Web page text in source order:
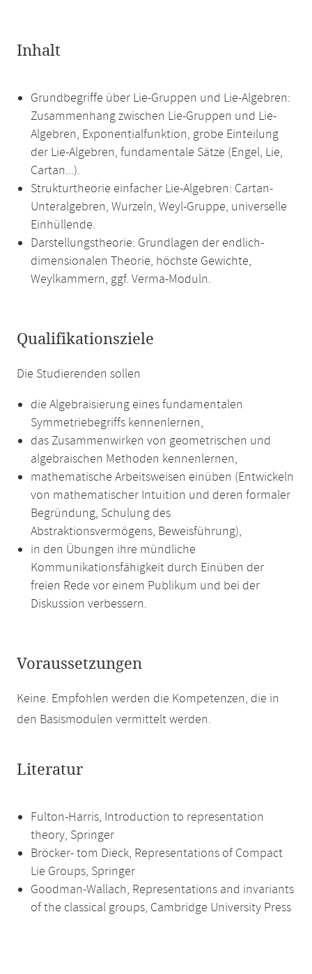
Inhalt
Grundbegriffe über Lie-Gruppen und Lie-Algebren:
Zusammenhang zwischen Lie-Gruppen und Lie-
Algebren, Exponentialfunktion, grobe Einteilung
der Lie-Algebren, fundamentale Sätze (Engel, Lie,
Cartan...).
Strukturtheorie einfacher Lie-Algebren: Cartan-
Unteralgebren, Wurzeln, Weyl-Gruppe, universelle
Einhüllende.
Darstellungstheorie: Grundlagen der endlich-
dimensionalen Theorie, höchste Gewichte,
Weylkammern, ggf. Verma-Moduln.
Qualifikationsziele
Die Studierenden sollen
die Algebraisierung eines fundamentalen
Symmetriebegriffs kennenlernen,
das Zusammenwirken von geometrischen und
algebraischen Methoden kennenlernen,
mathematische Arbeitsweisen einüben (Entwickeln
von mathematischer Intuition und deren formaler
Begründung, Schulung des
Abstraktionsvermögens, Beweisführung),
in den Übungen ihre mündliche
Kommunikationsfähigkeit durch Einüben der
freien Rede vor einem Publikum und bei der
Diskussion verbessern.
Voraussetzungen
Keine. Empfohlen werden die Kompetenzen, die in
den Basismodulen vermittelt werden.
Literatur
Fulton-Harris, Introduction to representation
theory, Springer
Bröcker- tom Dieck, Representations of Compact
Lie Groups, Springer
Goodman-Wallach, Representations and invariants
of the classical groups, Cambridge University Press